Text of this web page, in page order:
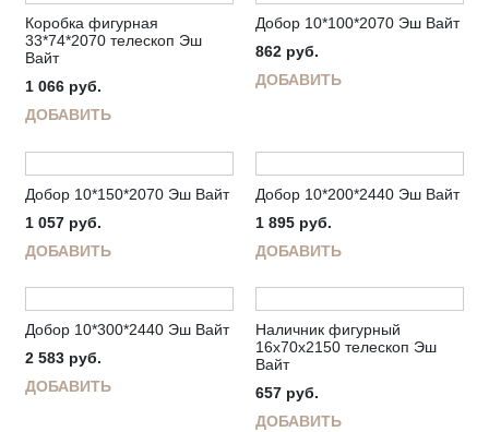
Коробка фигурная
33*74*2070 телескоп Эш
Вайт
1 066 руб.
ДОБАВИТЬ
Добор 10*100*2070 Эш Вайт
862 руб.
ДОБАВИТЬ
Добор 10*150*2070 Эш Вайт
1 057 руб.
ДОБАВИТЬ
Добор 10*200*2440 Эш Вайт
1 895 руб.
ДОБАВИТЬ
Добор 10*300*2440 Эш Вайт
2 583 руб.
ДОБАВИТЬ
Наличник фигурный
16х70х2150 телескоп Эш
Вайт
657 руб.
ДОБАВИТЬ